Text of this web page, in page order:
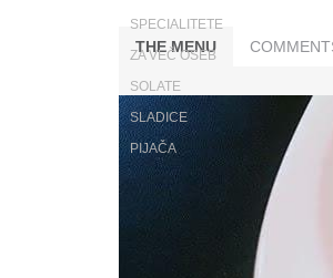
THE MENU
SPECIALITETE
ZA VEČ OSEB
SOLATE
SLADICE
PIJAČA